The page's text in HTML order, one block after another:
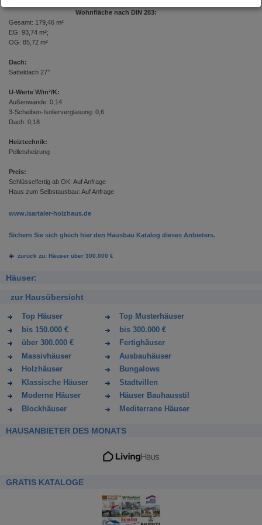
Wohnfläche nach DIN 283:
Gesamt: 179,46 m²
EG: 93,74 m²;
OG: 85,72 m²
Dach:
Satteldach 27°
U-Werte W/m²/K:
Außenwände: 0,14
3-Scheiben-Isolierverglasung: 0,6
Dach: 0,18
Heiztechnik:
Pelletsheizung
Preis:
Schlüsselfertig ab OK: Auf Anfrage
Haus zum Selbstausbau: Auf Anfrage
www.isartaler-holzhaus.de
Sichern Sie sich gleich hier den Hausbau Katalog dieses Anbieters.
zurück zu: Häuser über 300.000 €
Häuser:
zur Hausübersicht
Top Häuser
Top Musterhäuser
bis 150.000 €
bis 300.000 €
über 300.000 €
Fertighäuser
Massivhäuser
Ausbauhäuser
Holzhäuser
Bungalows
Klassische Häuser
Stadtvillen
Moderne Häuser
Häuser Bauhausstil
Blockhäuser
Mediterrane Häuser
HAUSANBIETER DES MONATS
GRATIS KATALOGE